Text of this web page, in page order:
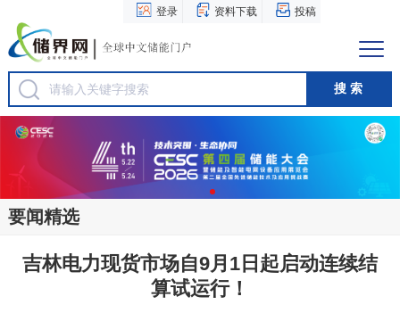
登录 资料下载 投稿
要闻精选
吉林电力现货市场自9月1日起启动连续结
算试运行！